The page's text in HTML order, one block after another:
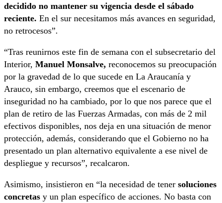
decidido no mantener su vigencia desde el sábado
reciente. En el sur necesitamos más avances en seguridad,
no retrocesos”.
“Tras reunirnos este fin de semana con el subsecretario del
Interior, Manuel Monsalve, reconocemos su preocupación
por la gravedad de lo que sucede en La Araucanía y
Arauco, sin embargo, creemos que el escenario de
inseguridad no ha cambiado, por lo que nos parece que el
plan de retiro de las Fuerzas Armadas, con más de 2 mil
efectivos disponibles, nos deja en una situación de menor
protección, además, considerando que el Gobierno no ha
presentado un plan alternativo equivalente a ese nivel de
despliegue y recursos”, recalcaron.
Asimismo, insistieron en “la necesidad de tener soluciones
concretas y un plan específico de acciones. No basta con